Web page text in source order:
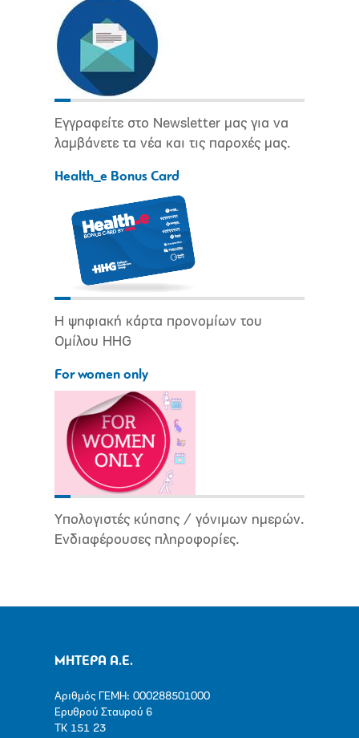
Εγγραφείτε στο Newsletter μας για να
λαμβάνετε τα νέα και τις παροχές μας.
Health_e Bonus Card
Η ψηφιακή κάρτα προνομίων του
Ομίλου HHG
For women only
Υπολογιστές κύησης / γόνιμων ημερών.
Ενδιαφέρουσες πληροφορίες.
ΜΗΤΕΡΑ Α.Ε.
Αριθμός ΓΕΜΗ: 000288501000
Ερυθρού Σταυρού 6
ΤΚ 151 23